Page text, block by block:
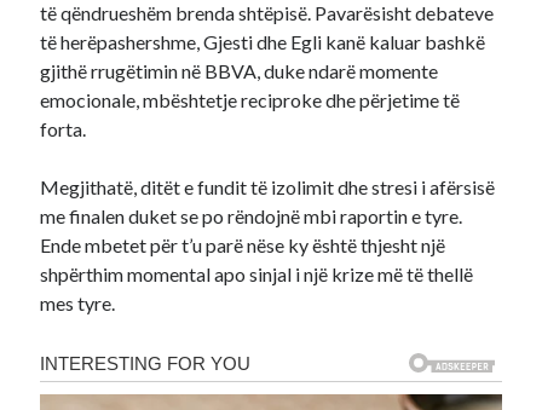
të qëndrueshëm brenda shtëpisë. Pavarësisht debateve
të herëpashershme, Gjesti dhe Egli kanë kaluar bashkë
gjithë rrugëtimin në BBVA, duke ndarë momente
emocionale, mbështetje reciproke dhe përjetime të
forta.
Megjithatë, ditët e fundit të izolimit dhe stresi i afërsisë
me finalen duket se po rëndojnë mbi raportin e tyre.
Ende mbetet për t’u parë nëse ky është thjesht një
shpërthim momental apo sinjal i një krize më të thellë
mes tyre.